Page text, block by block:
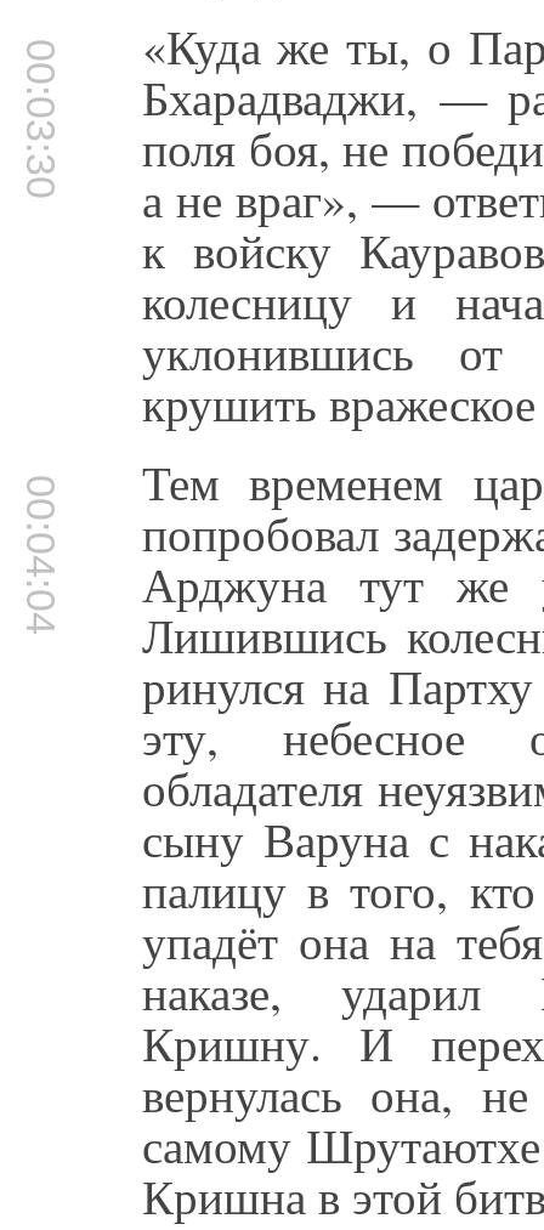
00:03:30 «Куда же ты, о
Бхарадваджи, —
поля боя, не
а не враг», —
к войску
колесницу и
уклонившись
крушить
00:04:04 Тем временем
попробовал
Арджуна тут же
Лишившись
ринулся на
эту, небесное
обладателя
сыну Варуна с
палицу в того,
упадёт она на
наказе, ударил
Кришну. И
вернулась она,
самому
Кришна в этой